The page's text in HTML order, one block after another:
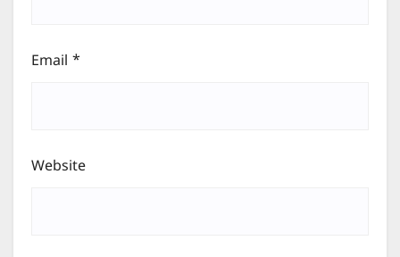
Email *
Website